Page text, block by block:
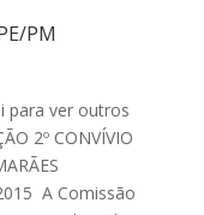
PM
para ver outros
2º CONVÍVIO
A Comissão